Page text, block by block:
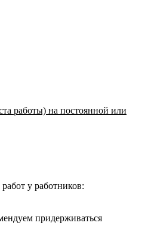
работы) на постоянной или
у работников:
придерживаться